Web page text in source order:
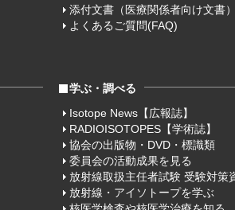
添付文書（医療関係者向け文書）
よくあるご質問(FAQ)
学ぶ・調べる
Isotope News【広報誌】
RADIOISOTOPES【学術誌】
協会の出版物・DVD・標識類
委員会の活動成果を見る
放射線取扱主任者試験 受験対策
放射線・アイソトープを学ぶ